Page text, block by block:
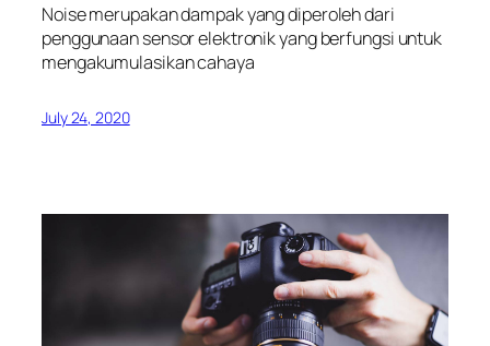
Noise merupakan dampak yang diperoleh dari
penggunaan sensor elektronik yang berfungsi untuk
mengakumulasikan cahaya
July 24, 2020